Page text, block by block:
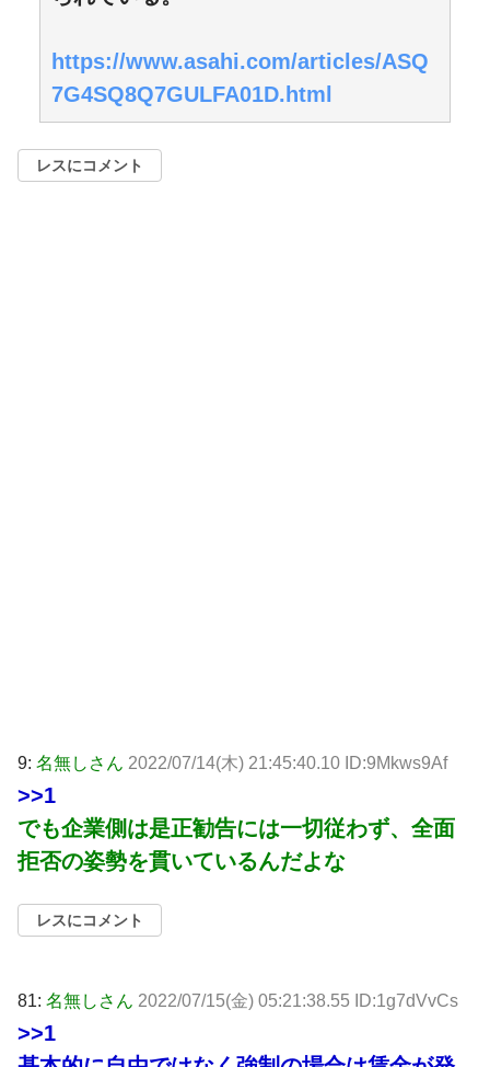
https://www.asahi.com/articles/ASQ
7G4SQ8Q7GULFA01D.html
レスにコメント
9: 名無しさん 2022/07/14(木) 21:45:40.10 ID:9Mkws9Af
>>1
でも企業側は是正勧告には一切従わず、全面
拒否の姿勢を貫いているんだよな
レスにコメント
81: 名無しさん 2022/07/15(金) 05:21:38.55 ID:1g7dVvCs
>>1